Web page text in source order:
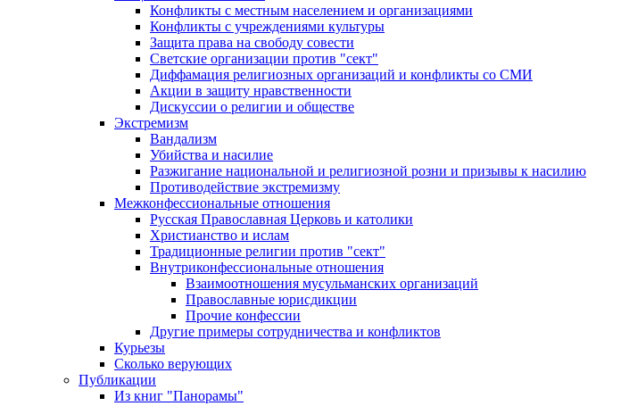
Конфликты с местным населением и организациями
Конфликты с учреждениями культуры
Защита права на свободу совести
Светские организации против "сект"
Диффамация религиозных организаций и конфликты со СМИ
Акции в защиту нравственности
Дискуссии о религии и обществе
Экстремизм
Вандализм
Убийства и насилие
Разжигание национальной и религиозной розни и призывы к насилию
Противодействие экстремизму
Межконфессиональные отношения
Русская Православная Церковь и католики
Христианство и ислам
Традиционные религии против "сект"
Внутриконфессиональные отношения
Взаимоотношения мусульманских организаций
Православные юрисдикции
Прочие конфессии
Другие примеры сотрудничества и конфликтов
Курьезы
Сколько верующих
Публикации
Из книг "Панорамы"